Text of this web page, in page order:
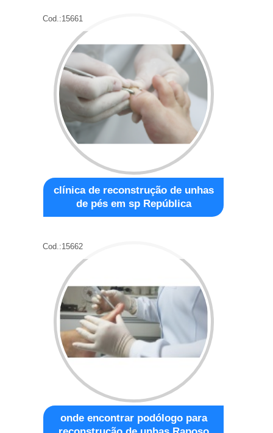
Cod.:15661
clínica de reconstrução de unhas
de pés em sp República
Cod.:15662
onde encontrar podólogo para